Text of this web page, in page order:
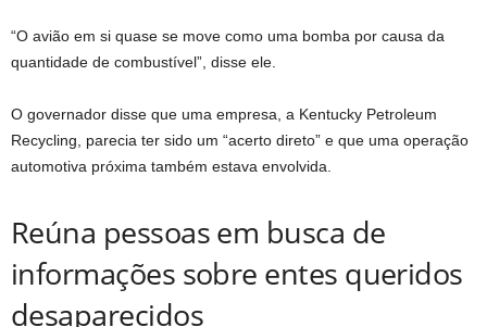
“O avião em si quase se move como uma bomba por causa da
quantidade de combustível”, disse ele.
O governador disse que uma empresa, a Kentucky Petroleum
Recycling, parecia ter sido um “acerto direto” e que uma operação
automotiva próxima também estava envolvida.
Reúna pessoas em busca de
informações sobre entes queridos
desaparecidos